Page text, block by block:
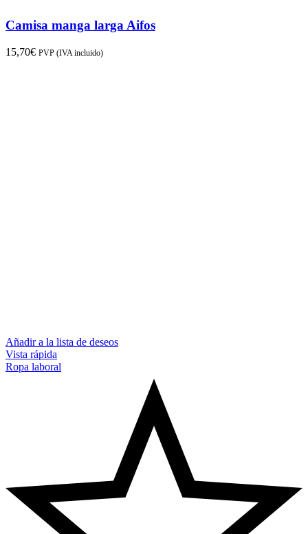
Camisa manga larga Aifos
15,70€ PVP (IVA incluido)
Añadir a la lista de deseos
Vista rápida
Ropa laboral